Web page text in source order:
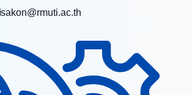
sakon@rmuti.ac.th